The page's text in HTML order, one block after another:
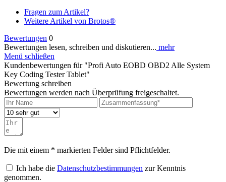
Fragen zum Artikel?
Weitere Artikel von Brotos®
Bewertungen 0
Bewertungen lesen, schreiben und diskutieren... mehr
Menü schließen
Kundenbewertungen für "Profi Auto EOBD OBD2 Alle System
Key Coding Tester Tablet"
Bewertung schreiben
Bewertungen werden nach Überprüfung freigeschaltet.
Die mit einem * markierten Felder sind Pflichtfelder.
Ich habe die Datenschutzbestimmungen zur Kenntnis
genommen.